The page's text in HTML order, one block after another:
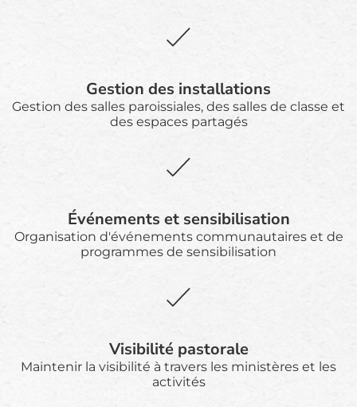
Gestion des installations
Gestion des salles paroissiales, des salles de classe et
des espaces partagés
Événements et sensibilisation
Organisation d'événements communautaires et de
programmes de sensibilisation
Visibilité pastorale
Maintenir la visibilité à travers les ministères et les
activités